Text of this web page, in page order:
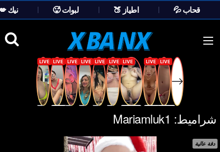
💦 قحاب 🍑 اطياز 🥵 لبوات
💋 نيك
content
شراميط: Mariamluk1
دقة عالية